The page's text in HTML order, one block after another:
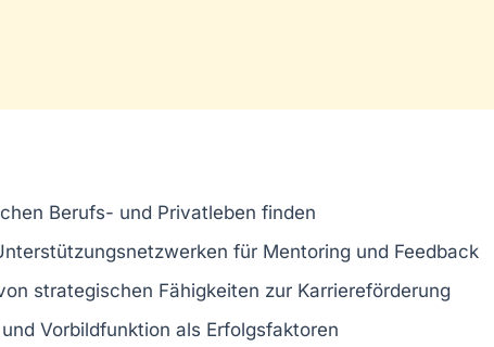
Berufs- und Privatleben finden
für Mentoring und Feedback
strategischen Fähigkeiten zur Karriereförderung
und Vorbildfunktion als Erfolgsfaktoren